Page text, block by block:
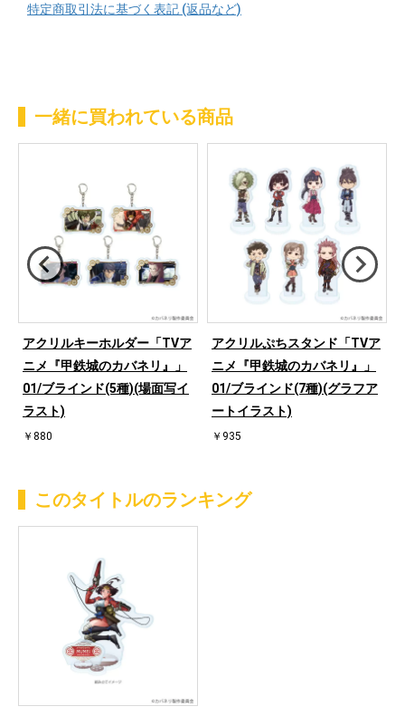
特定商取引法に基づく表記 (返品など)
一緒に買われている商品
アクリルキーホルダー「TVア
ニメ『甲鉄城のカバネリ』」
01/ブラインド(5種)(場面写イ
ラスト)
￥880
アクリルぷちスタンド「TVア
ニメ『甲鉄城のカバネリ』」
01/ブラインド(7種)(グラフア
ートイラスト)
￥935
このタイトルのランキング